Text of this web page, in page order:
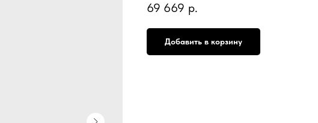
69 669 р.
Добавить в корзину